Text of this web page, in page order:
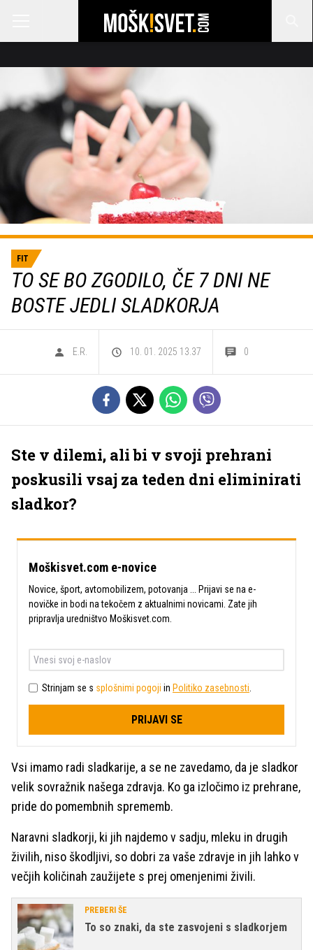
FIT
TO SE BO ZGODILO, ČE 7 DNI NE
BOSTE JEDLI SLADKORJA
E.R. 10. 01. 2025 13.37 0
Ste v dilemi, ali bi v svoji prehrani
poskusili vsaj za teden dni eliminirati
sladkor?
Moškisvet.com e-novice
Novice, šport, avtomobilizem, potovanja ... Prijavi se na e-
novičke in bodi na tekočem z aktualnimi novicami. Zate jih
pripravlja uredništvo Moškisvet.com.
Strinjam se s splošnimi pogoji in Politiko zasebnosti
PRIJAVI SE
Vsi imamo radi sladkarije, a se ne zavedamo, da je sladkor
velik sovražnik našega zdravja. Ko ga izločimo iz prehrane,
pride do pomembnih sprememb.
Naravni sladkorji, ki jih najdemo v sadju, mleku in drugih
živilih, niso škodljivi, so dobri za vaše zdravje in jih lahko v
večjih količinah zaužijete s prej omenjenimi živili.
PREBERI ŠE
To so znaki, da ste zasvojeni s sladkorjem